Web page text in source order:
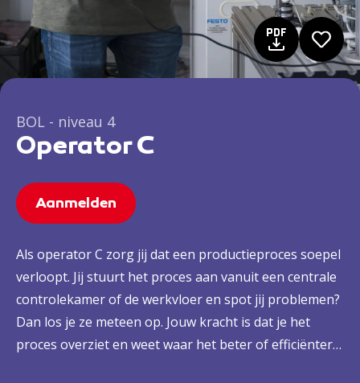
BOL - niveau 4
Operator C
Aanmelden
Als operator C zorg jij dat een productieproces soepel
verloopt. Jij stuurt het proces aan vanuit een centrale
controlekamer of de werkvloer en spot jij problemen?
Dan los je ze meteen op. Jouw kracht is dat je het
proces overziet en weet waar het beter of efficiënter